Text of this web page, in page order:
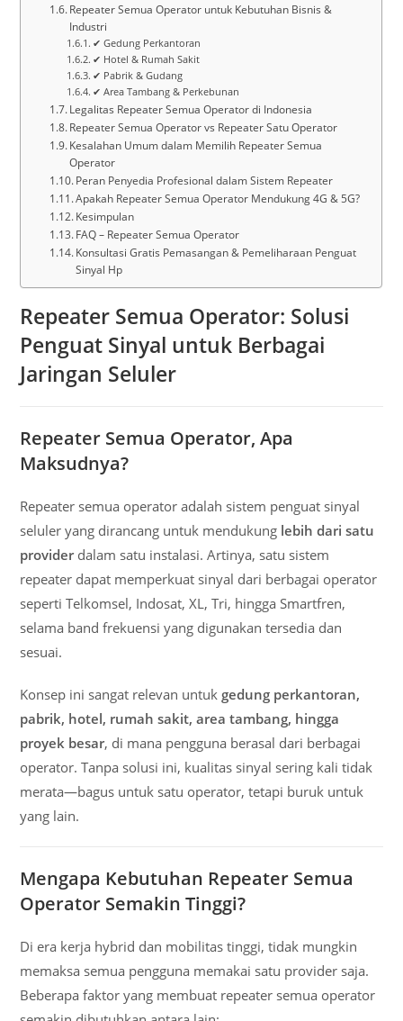
Repeater Semua Operator untuk Kebutuhan Bisnis &
Industri
✔ Gedung Perkantoran
✔ Hotel & Rumah Sakit
✔ Pabrik & Gudang
✔ Area Tambang & Perkebunan
Legalitas Repeater Semua Operator di Indonesia
Repeater Semua Operator vs Repeater Satu Operator
Kesalahan Umum dalam Memilih Repeater Semua
Operator
Peran Penyedia Profesional dalam Sistem Repeater
Apakah Repeater Semua Operator Mendukung 4G & 5G?
Kesimpulan
FAQ – Repeater Semua Operator
Konsultasi Gratis Pemasangan & Pemeliharaan Penguat
Sinyal Hp
Repeater Semua Operator: Solusi
Penguat Sinyal untuk Berbagai
Jaringan Seluler
Repeater Semua Operator, Apa
Maksudnya?
Repeater semua operator adalah sistem penguat sinyal
seluler yang dirancang untuk mendukung lebih dari satu
providerdalam satu instalasi. Artinya, satu sistem
repeater dapat memperkuat sinyal dari berbagai operator
seperti Telkomsel, Indosat, XL, Tri, hingga Smartfren,
selama band frekuensi yang digunakan tersedia dan
sesuai.
Konsep ini sangat relevan untukgedung perkantoran,
pabrik, hotel, rumah sakit, area tambang, hingga
proyek besar, di mana pengguna berasal dari berbagai
operator. Tanpa solusi ini, kualitas sinyal sering kali tidak
merata—bagus untuk satu operator, tetapi buruk untuk
yang lain.
Mengapa Kebutuhan Repeater Semua
Operator Semakin Tinggi?
Di era kerja hybrid dan mobilitas tinggi, tidak mungkin
memaksa semua pengguna memakai satu provider saja.
Beberapa faktor yang membuat repeater semua operator